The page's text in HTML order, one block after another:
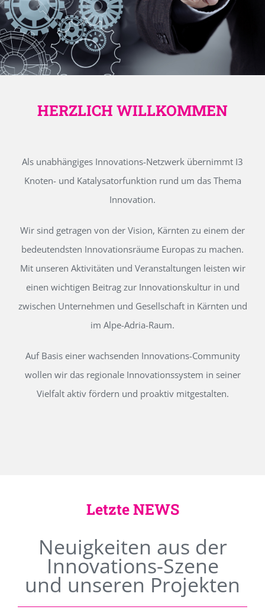
HERZLICH WILLKOMMEN
Als unabhängiges Innovations-Netzwerk übernimmt I3
Knoten- und Katalysatorfunktion rund um das Thema
Innovation.
Wir sind getragen von der Vision, Kärnten zu einem der
bedeutendsten Innovationsräume Europas zu machen.
Mit unseren Aktivitäten und Veranstaltungen leisten wir
einen wichtigen Beitrag zur Innovationskultur in und
zwischen Unternehmen und Gesellschaft in Kärnten und
im Alpe-Adria-Raum.
Auf Basis einer wachsenden Innovations-Community
wollen wir das regionale Innovationssystem in seiner
Vielfalt aktiv fördern und proaktiv mitgestalten.
Letzte NEWS
Neuigkeiten aus der
Innovations-Szene
und unseren Projekten